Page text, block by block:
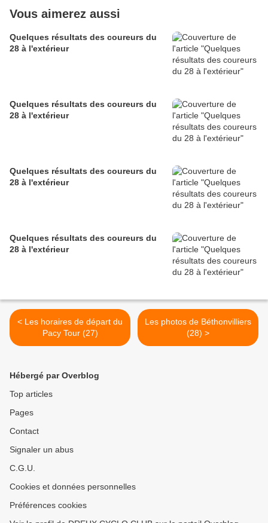
Vous aimerez aussi
Quelques résultats des coureurs du
28 à l'extérieur
Quelques résultats des coureurs du
28 à l'extérieur
Quelques résultats des coureurs du
28 à l'extérieur
Quelques résultats des coureurs du
28 à l'extérieur
< Les horaires de départ du
Pacy Tour (27)
Les photos de Béthonvilliers
(28) >
Hébergé par Overblog
Top articles
Pages
Contact
Signaler un abus
C.G.U.
Cookies et données personnelles
Préférences cookies